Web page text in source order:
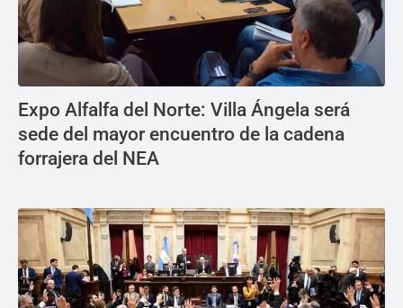
Expo Alfalfa del Norte: Villa Ángela será
sede del mayor encuentro de la cadena
forrajera del NEA